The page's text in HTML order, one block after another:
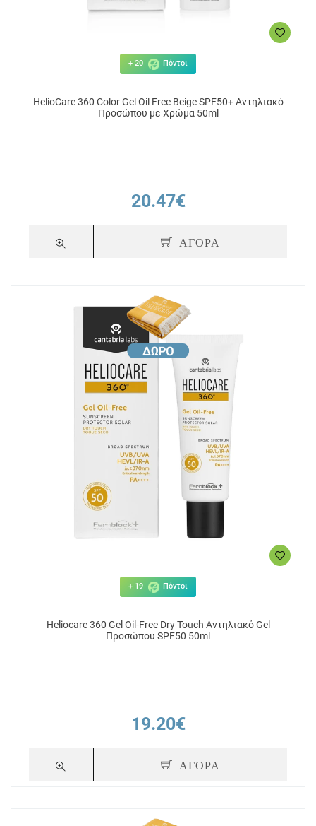
+ 20 Πόντοι
HelioCare 360 Color Gel Oil Free Beige SPF50+ Αντηλιακό
Προσώπου με Χρώμα 50ml
20.47€
ΑΓΟΡΑ
+ 19 Πόντοι
Heliocare 360 Gel Oil-Free Dry Touch Αντηλιακό Gel
Προσώπου SPF50 50ml
19.20€
ΑΓΟΡΑ